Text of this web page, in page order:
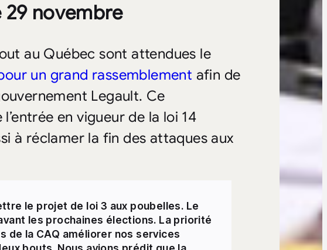
novembre
au Québec sont attendues le
un grand rassemblement afin de
Legault. Ce
en vigueur de la loi 14
à réclamer la fin des attaques aux
le projet de loi 3 aux poubelles. Le
les prochaines élections. La priorité
de la CAQ améliorer nos services